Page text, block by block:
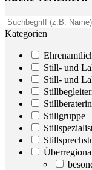
Kategorien
Still- und
Still- und
Stillgruppe